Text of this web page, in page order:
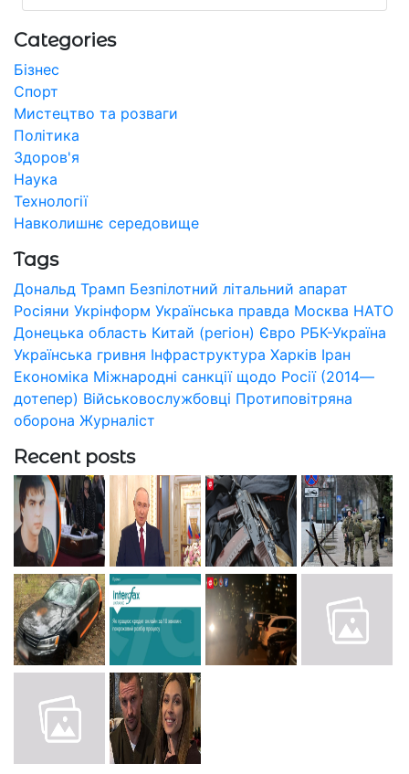
Categories
Бізнес
Спорт
Мистецтво та розваги
Політика
Здоров'я
Наука
Технології
Навколишнє середовище
Tags
Дональд Трамп Безпілотний літальний апарат
Росіяни Укрінформ Українська правда Москва НАТО
Донецька область Китай (регіон) Євро РБК-Україна
Українська гривня Інфраструктура Харків Іран
Економіка Міжнародні санкції щодо Росії (2014—
дотепер) Військовослужбовці Протиповітряна
оборона Журналіст
Recent posts